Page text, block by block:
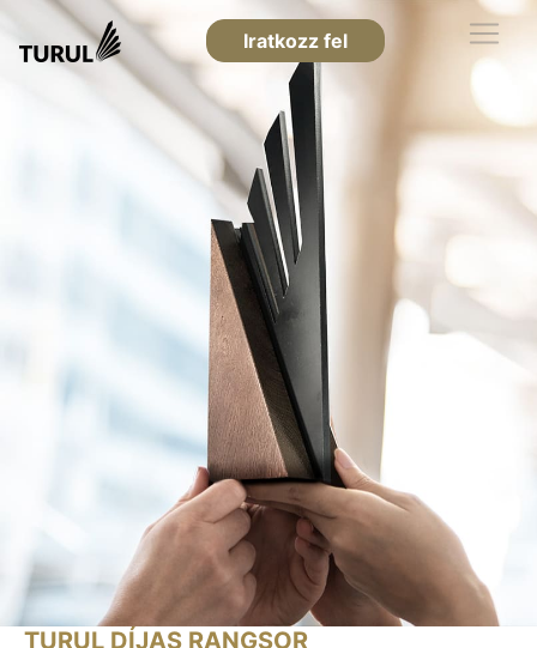
Iratkozz fel
TURUL DÍJAS RANGSOR